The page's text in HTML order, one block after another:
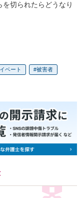
切られたらどうなり
ベート 被害者